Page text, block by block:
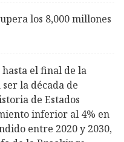
los 8,000 millones
el final de la
la década de
de Estados
inferior al 4% en
entre 2020 y 2030,